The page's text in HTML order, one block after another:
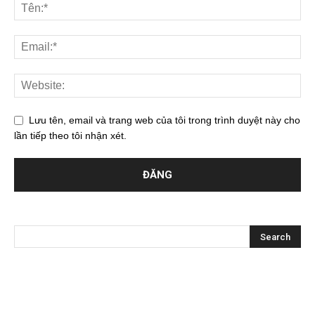
Lưu tên, email và trang web của tôi trong trình duyệt này cho
lần tiếp theo tôi nhận xét.